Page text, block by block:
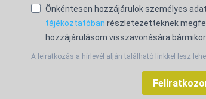
Önkéntesen hozzájárulok személyes
tájékoztatóban részletezetteknek
hozzájárulásom visszavonására
A leiratkozás a hírlevél alján található linkkel lesz